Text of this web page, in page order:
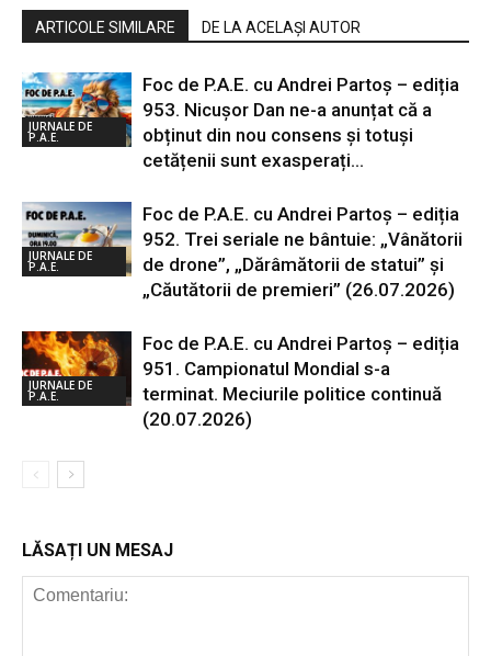
ARTICOLE SIMILARE DE LA ACELAȘI AUTOR
JURNALE DE
P.A.E.
Foc de P.A.E. cu Andrei Partoș – ediția
953. Nicușor Dan ne-a anunțat că a
obținut din nou consens și totuși
cetățenii sunt exasperați...
JURNALE DE
P.A.E.
Foc de P.A.E. cu Andrei Partoș – ediția
952. Trei seriale ne bântuie: „Vânătorii
de drone”, „Dărâmătorii de statui” și
„Căutătorii de premieri” (26.07.2026)
JURNALE DE
P.A.E.
Foc de P.A.E. cu Andrei Partoș – ediția
951. Campionatul Mondial s-a
terminat. Meciurile politice continuă
(20.07.2026)
LĂSAȚI UN MESAJ